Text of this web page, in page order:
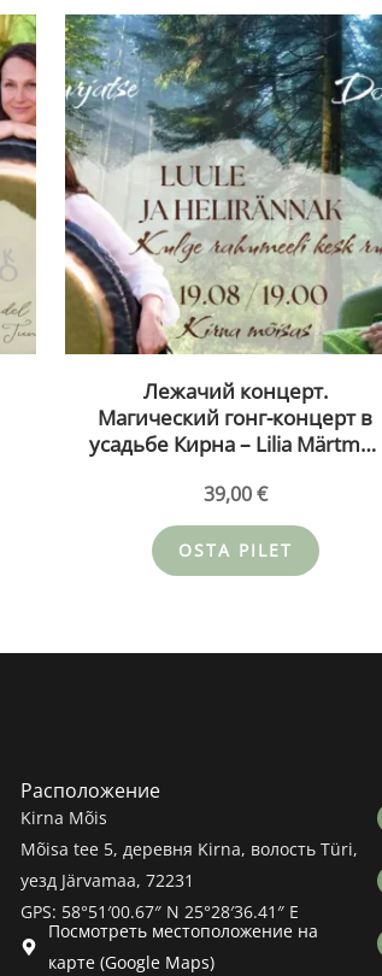
Лежачий концерт.
Магический гонг-концерт в
усадьбе Кирна – Lilia Märtmaa
(kopeeri)
39,00€
OSTA PILET
Расположение
Kirna Mõis
Mõisa tee 5, деревня Kirna, волость Türi,
уезд Järvamaa, 72231
GPS: 58°51′00.67″ N 25°28′36.41″ E
Посмотреть местоположение на
карте (Google Maps)